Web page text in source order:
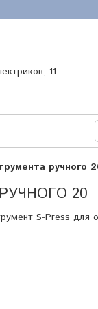
11
ручного
20
S-Press